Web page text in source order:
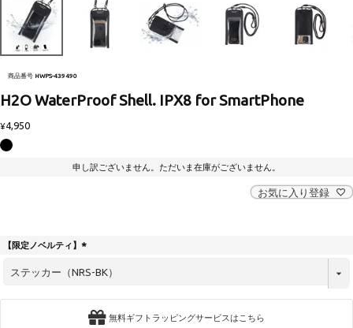
商品番号 HWPS-439490
H2O WaterProof Shell. IPX8 for SmartPhone
¥4,950
申し訳ございません。ただいま在庫がございません。
お気に入り登録
【限定ノベルティ】
必
無料ギフトラッピングサービスはこちら